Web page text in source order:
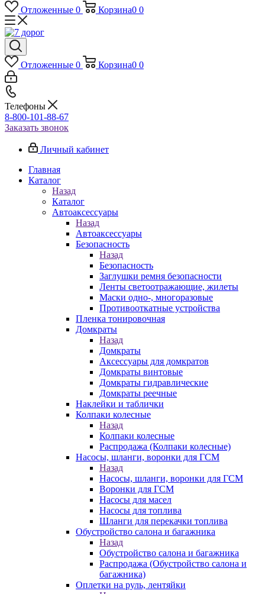
Отложенные 0 Корзина0 0
Отложенные 0 Корзина0 0
Телефоны
8-800-101-88-67
Заказать звонок
Личный кабинет
Главная
Каталог
Назад
Каталог
Автоаксессуары
Назад
Автоаксессуары
Безопасность
Назад
Безопасность
Заглушки ремня безопасности
Ленты светоотражающие, жилеты
Маски одно-, многоразовые
Противооткатные устройства
Пленка тонировочная
Домкраты
Назад
Домкраты
Аксессуары для домкратов
Домкраты винтовые
Домкраты гидравлические
Домкраты реечные
Наклейки и таблички
Колпаки колесные
Назад
Колпаки колесные
Распродажа (Колпаки колесные)
Насосы, шланги, воронки для ГСМ
Назад
Насосы, шланги, воронки для ГСМ
Воронки для ГСМ
Насосы для масел
Насосы для топлива
Шланги для перекачки топлива
Обустройство салона и багажника
Назад
Обустройство салона и багажника
Распродажа (Обустройство салона и
багажника)
Оплетки на руль, лентяйки